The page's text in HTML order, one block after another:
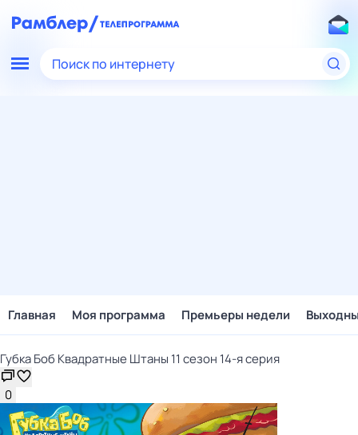
Поиск по интернету
Главная Моя программа Премьеры недели
Губка Боб Квадратные Штаны 11 сезон 14-я серия
0